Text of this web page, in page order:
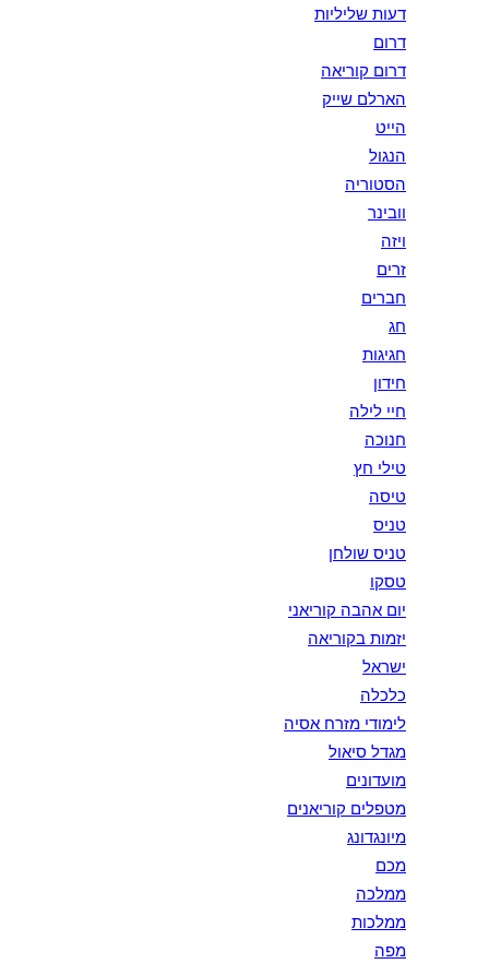
דעות שליליות
דרום
דרום קוריאה
הארלם שייק
הייט
הנגול
הסטוריה
וובינר
ויזה
זרים
חברים
חג
חגיגות
חידון
חיי לילה
חנוכה
טילי חץ
טיסה
טניס
טניס שולחן
טסקו
יום אהבה קוריאני
יזמות בקוריאה
ישראל
כלכלה
לימודי מזרח אסיה
מגדל סיאול
מועדונים
מטפלים קוריאנים
מיונגדונג
מכם
ממלכה
ממלכות
מפה